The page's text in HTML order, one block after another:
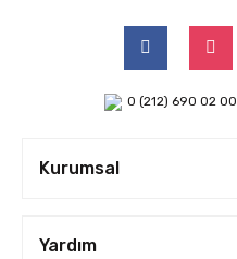
0 (212) 690 02 00
Kurumsal
Yardım